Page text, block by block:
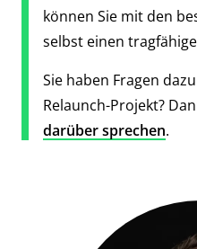
können Sie mit den
selbst einen
Sie haben Fragen
Relaunch-Projekt?
darüber sprechen.